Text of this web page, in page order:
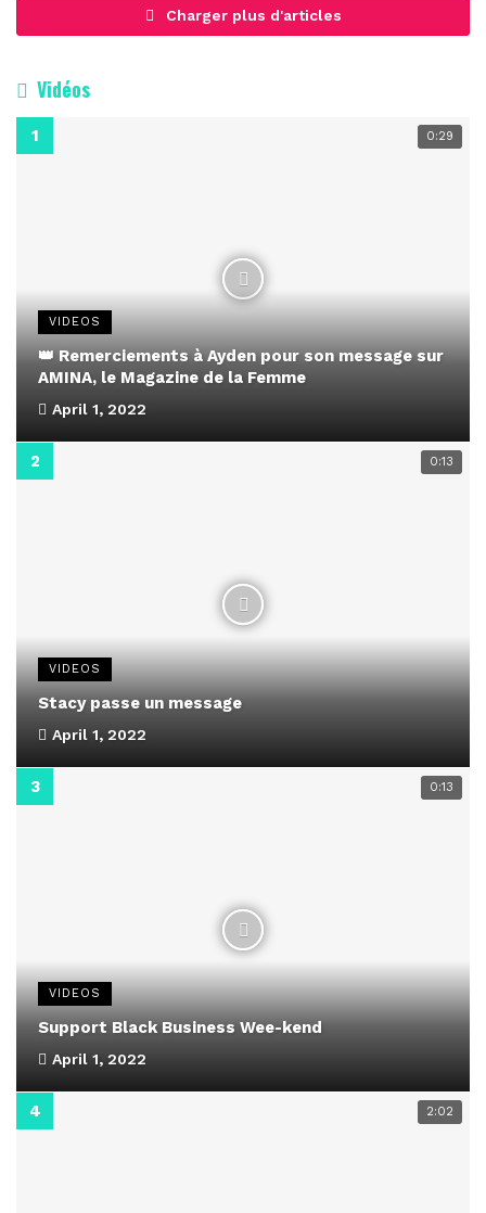
Charger plus d'articles
Vidéos
0:29
VIDEOS
👑 Remerciements à Ayden pour son message sur
AMINA, le Magazine de la Femme
April 1, 2022
0:13
VIDEOS
Stacy passe un message
April 1, 2022
0:13
VIDEOS
Support Black Business Wee-kend
April 1, 2022
2:02